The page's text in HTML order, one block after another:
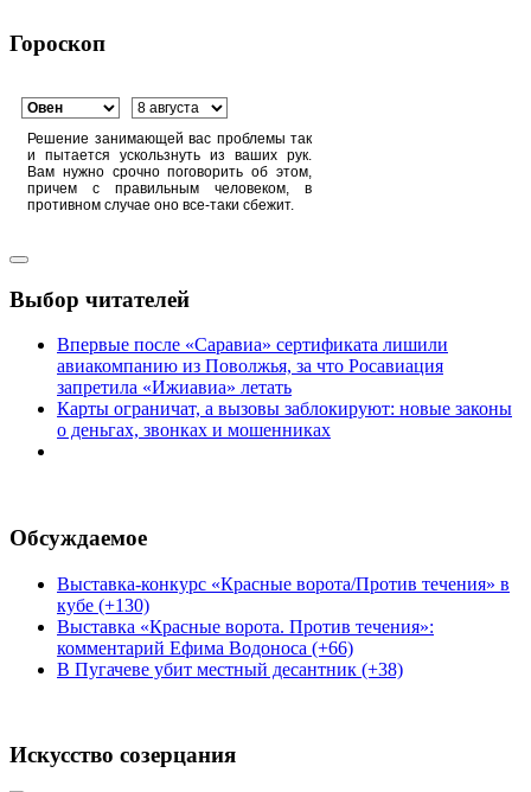
Гороскоп
Решение занимающей вас проблемы так
и пытается ускользнуть из ваших рук.
Вам нужно срочно поговорить об этом,
причем с правильным человеком, в
противном случае оно все-таки сбежит.
Выбор читателей
Впервые после «Саравиа» сертификата лишили
авиакомпанию из Поволжья, за что Росавиация
запретила «Ижиавиа» летать
Карты ограничат, а вызовы заблокируют: новые законы
о деньгах, звонках и мошенниках
Обсуждаемое
Выставка-конкурс «Красные ворота/Против течения» в
кубе (+130)
Выставка «Красные ворота. Против течения»:
комментарий Ефима Водоноса (+66)
В Пугачеве убит местный десантник (+38)
Искусство созерцания